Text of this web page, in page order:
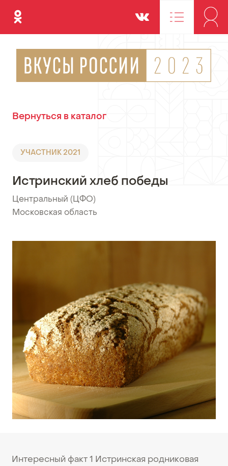
Одноклассники Вконтакте
Вернуться в каталог
УЧАСТНИК 2021
Истринский хлеб победы
Центральный (ЦФО)
•Московская область
Интересный факт 1 Истринская родниковая